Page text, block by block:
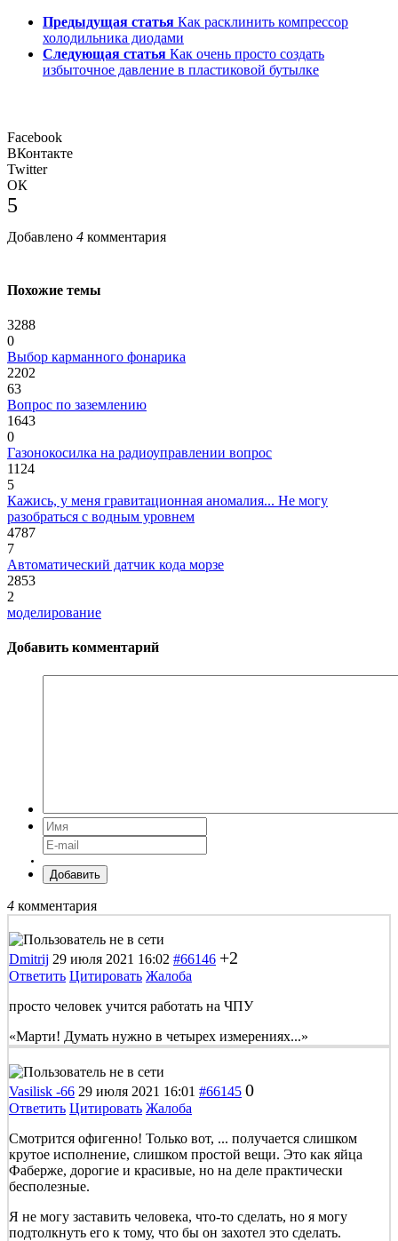
Предыдущая статья Как расклинить компрессор
холодильника диодами
Следующая статья Как очень просто создать
избыточное давление в пластиковой бутылке
Facebook
ВКонтакте
Twitter
ОК
5
Добавлено 4 комментария
Похожие темы
3288
0
Выбор карманного фонарика
2202
63
Вопрос по заземлению
1643
0
Газонокосилка на радиоуправлении вопрос
1124
5
Кажись, у меня гравитационная аномалия... Не могу
разобраться с водным уровнем
4787
7
Автоматический датчик кода морзе
2853
2
моделирование
Добавить комментарий
Добавить
4 комментария
Dmitrij 29 июля 2021 16:02 #66146 +2
Ответить Цитировать Жалоба
просто человек учится работать на ЧПУ
«Марти! Думать нужно в четырех измерениях...»
Vasilisk -66 29 июля 2021 16:01 #66145 0
Ответить Цитировать Жалоба
Смотрится офигенно! Только вот, ... получается слишком
крутое исполнение, слишком простой вещи. Это как яйца
Фаберже, дорогие и красивые, но на деле практически
бесполезные.
Я не могу заставить человека, что-то сделать, но я могу
подтолкнуть его к тому, что бы он захотел это сделать.